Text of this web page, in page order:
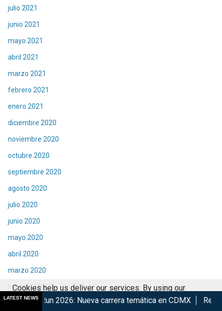
julio 2021
junio 2021
mayo 2021
abril 2021
marzo 2021
febrero 2021
enero 2021
diciembre 2020
noviembre 2020
octubre 2020
septiembre 2020
agosto 2020
julio 2020
junio 2020
mayo 2020
abril 2020
marzo 2020
febrero 2020
LATEST NEWS
Nueva carrera temática en CDMX Retorna The
Cookies help us deliver our services. By using our
services, you agree to our use of cookies.
Got it